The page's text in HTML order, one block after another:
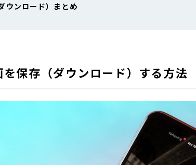
ウンロード）まとめ
保存（ダウンロード）する方法